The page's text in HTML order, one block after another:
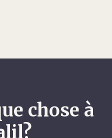
chose à